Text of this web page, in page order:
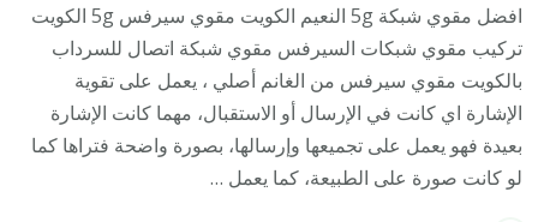
افضل مقوي شبكة 5g النعيم الكويت مقوي سيرفس 5g الكويت
تركيب مقوي شبكات السيرفس مقوي شبكة اتصال للسرداب
بالكويت مقوي سيرفس من الغانم أصلي ، يعمل على تقوية
الإشارة اي كانت في الإرسال أو الاستقبال، مهما كانت الإشارة
بعيدة فهو يعمل على تجميعها وإرسالها، بصورة واضحة فتراها كما
لو كانت صورة على الطبيعة، كما يعمل …